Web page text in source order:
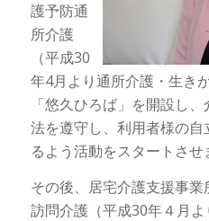
護予防通
所介護
（平成30
年4月より通所介護・生き
「悠久ひろば」を開設し、
法を遵守し、利用者様の
るよう活動をスタートさせ
その後、居宅介護支援事
訪問介護（平成30年４月